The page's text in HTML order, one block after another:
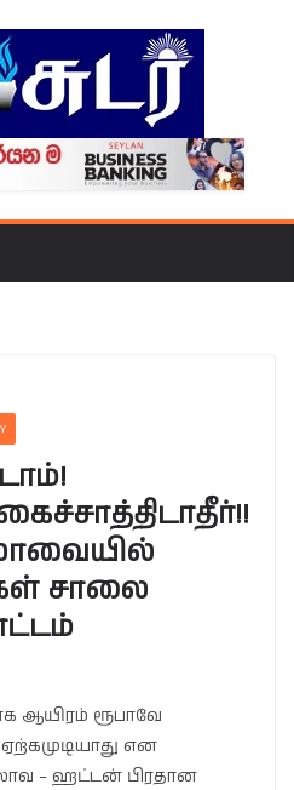
சாலை
ஆயிரம் ரூபாவே
என
– ஹட்டன் பிரதான